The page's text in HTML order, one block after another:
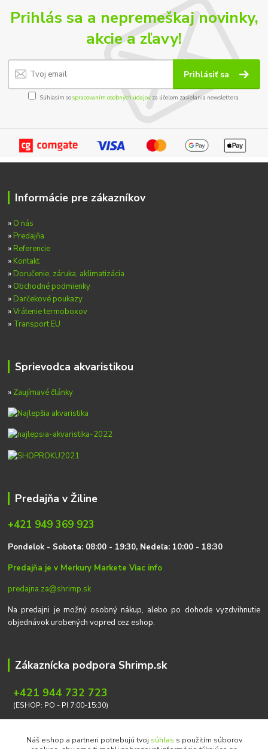
Prihlás sa a nepremeškaj novinky,
akcie a zľavy!
Prihlásiť sa
Súhlasím sospracovaním osobných údajov za účelom zasielania newslettera.
Informácie pre zákazníkov
» O nás
» Predajňa
» Referencie
» Kontakt
» Doručenie, záruka, aklimatizácia
» Obchodné podmienky
» Darčekové poukazy
»Vrátenie termoboxov
» Transport EU
Sprievodca akvaristikou
» Zaujímavé články
Predajňa v Žiline
+421 949 369 923
Pondelok - Sobota: 08:00 - 19:30, Nedeľa: 10:00 - 18:30
Predajňa je v Merkury MarketeViac info
predajna.za@shrimp.sk
Na predajni je možný osobný nákup, alebo po dohode vyzdvihnutie
objednávok urobených vopred cez eshop.
Zákaznícka podpora Shrimp.sk
+421 944 732 723
(ESHOP: PO - PI 7:00-15:30)
Náš eshop a partneri potrebujú tvoj súhlas s použitím súborov